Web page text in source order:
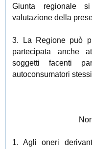
Giunta regionale
valutazione della
3. La Regione può
partecipata anche
soggetti facenti
autoconsumatori
1. Agli oneri